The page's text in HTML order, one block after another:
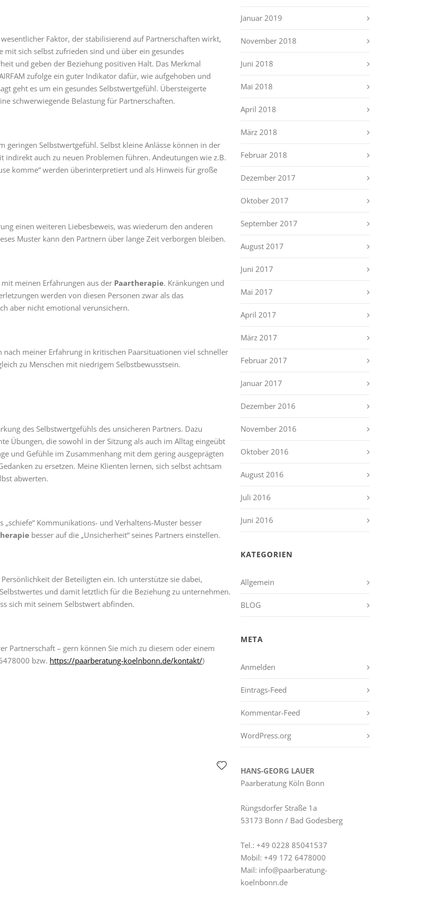
Faktor, der stabilisierend auf Partnerschaften wirkt,
mit sich selbst zufrieden sind und über ein gesundes
und geben der Beziehung positiven Halt. Das Merkmal
zufolge ein guter Indikator dafür, wie aufgehoben und
geht es um ein gesundes Selbstwertgefühl. Übersteigerte
schwerwiegende Belastung für Partnerschaften.
Selbstwertgefühl. Selbst kleine Anlässe können in der
auch zu neuen Problemen führen. Andeutungen wie z.B.
komme“ werden überinterpretiert und als Hinweis für große
einen weiteren Liebesbeweis, was wiederum den anderen
Muster kann den Partnern über lange Zeit verborgen bleiben.
mit meinen Erfahrungen aus der Paartherapie. Kränkungen und
werden von diesen Personen zwar als das
aber nicht emotional verunsichern.
meiner Erfahrung in kritischen Paarsituationen viel schneller
zu Menschen mit niedrigem Selbstbewusstsein.
des Selbstwertgefühls des unsicheren Partners. Dazu
Übungen, die sowohl in der Sitzung als auch im Alltag eingeübt
und Gefühle im Zusammenhang mit dem gering ausgeprägten
zu ersetzen. Meine Klienten lernen, sich selbst achtsam
abwerten.
Kommunikations- und Verhaltens-Muster besser
besser auf die „Unsicherheit“ seines Partners einstellen.
der Beteiligten ein. Ich unterstütze sie dabei,
und damit letztlich für die Beziehung zu unternehmen.
sich mit seinem Selbstwert abfinden.
Partnerschaft – gern können Sie mich zu diesem oder einem
bzw. https://paarberatung-koelnbonn.de/kontakt/)
Januar 2019
November 2018
Juni 2018
Mai 2018
April 2018
März 2018
Februar 2018
Dezember 2017
Oktober 2017
September 2017
August 2017
Juni 2017
Mai 2017
April 2017
März 2017
Februar 2017
Januar 2017
Dezember 2016
November 2016
Oktober 2016
August 2016
Juli 2016
Juni 2016
KATEGORIEN
Allgemein
BLOG
META
Anmelden
Eintrags-Feed
Kommentar-Feed
WordPress.org
HANS-GEORG LAUER
Paarberatung Köln Bonn
Rüngs­dor­fer Straße 1a
53173 Bonn / Bad Godesberg
Tel.: +49 0228 85041537
Mobil: +49 172 6478000
Mail: info@paarberatung-
koelnbonn.de